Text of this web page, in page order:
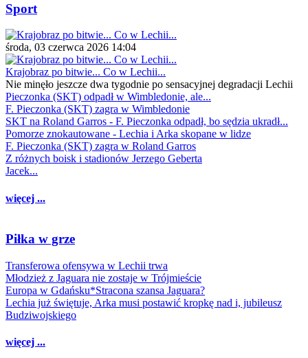
Sport
środa, 03 czerwca 2026 14:04
Krajobraz po bitwie... Co w Lechii...
Nie minęło jeszcze dwa tygodnie po sensacyjnej degradacji Lechii
Pieczonka (SKT) odpadł w Wimbledonie, ale...
F. Pieczonka (SKT) zagra w Wimbledonie
SKT na Roland Garros - F. Pieczonka odpadł, bo sędzia ukradł...
Pomorze znokautowane - Lechia i Arka skopane w lidze
F. Pieczonka (SKT) zagra w Roland Garros
Z różnych boisk i stadionów Jerzego Geberta
Jacek...
więcej ...
Piłka w grze
Transferowa ofensywa w Lechii trwa
Młodzież z Jaguara nie zostaje w Trójmieście
Europa w Gdańsku*Stracona szansa Jaguara?
Lechia już świętuje, Arka musi postawić kropkę nad i, jubileusz
Budziwojskiego
więcej ...